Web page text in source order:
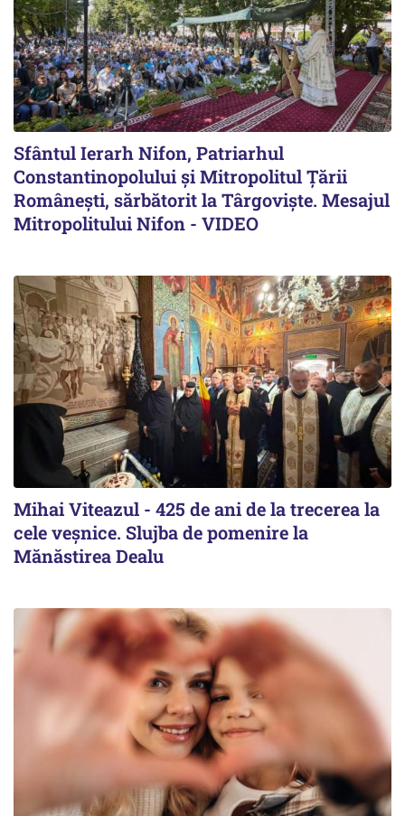
Sfântul Ierarh Nifon, Patriarhul
Constantinopolului și Mitropolitul Țării
Românești, sărbătorit la Târgoviște. Mesajul
Mitropolitului Nifon - VIDEO
Mihai Viteazul - 425 de ani de la trecerea la
cele veșnice. Slujba de pomenire la
Mănăstirea Dealu